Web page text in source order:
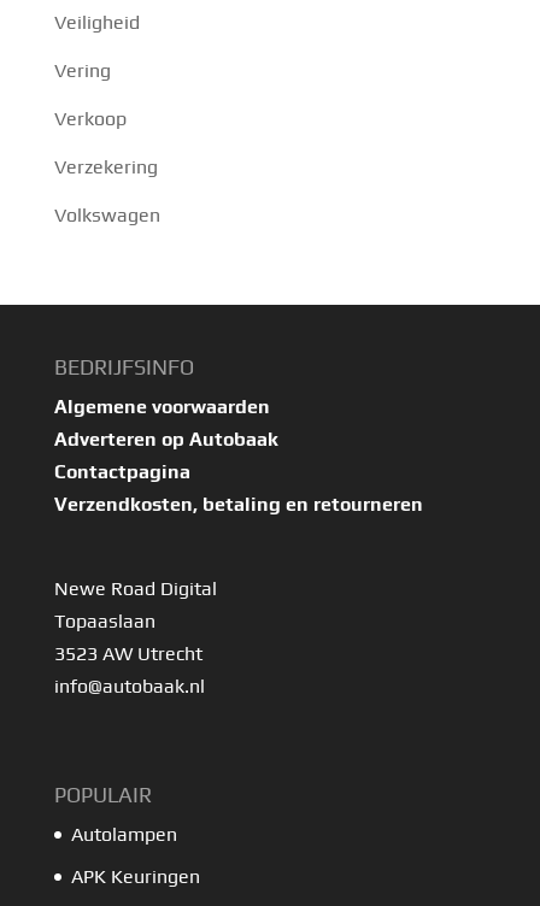
Veiligheid
Vering
Verkoop
Verzekering
Volkswagen
BEDRIJFSINFO
Algemene voorwaarden
Adverteren op Autobaak
Contactpagina
Verzendkosten, betaling en retourneren
Newe Road Digital
Topaaslaan
3523 AW Utrecht
info@autobaak.nl
POPULAIR
Autolampen
APK Keuringen